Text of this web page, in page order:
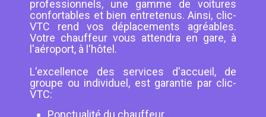
professionnels, une gamme de voitures
confortables et bien entretenus. Ainsi, clic-
VTC rend vos déplacements agréables.
Votre chauffeur vous attendra en gare, à
l'aéroport, à l'hôtel.
L'excellence des services d'accueil, de
groupe ou individuel, est garantie par clic-
VTC:
Ponctualité du chauffeur